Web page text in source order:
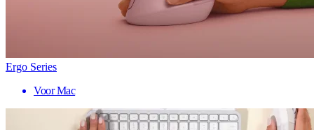
Ergo Series
Voor Mac